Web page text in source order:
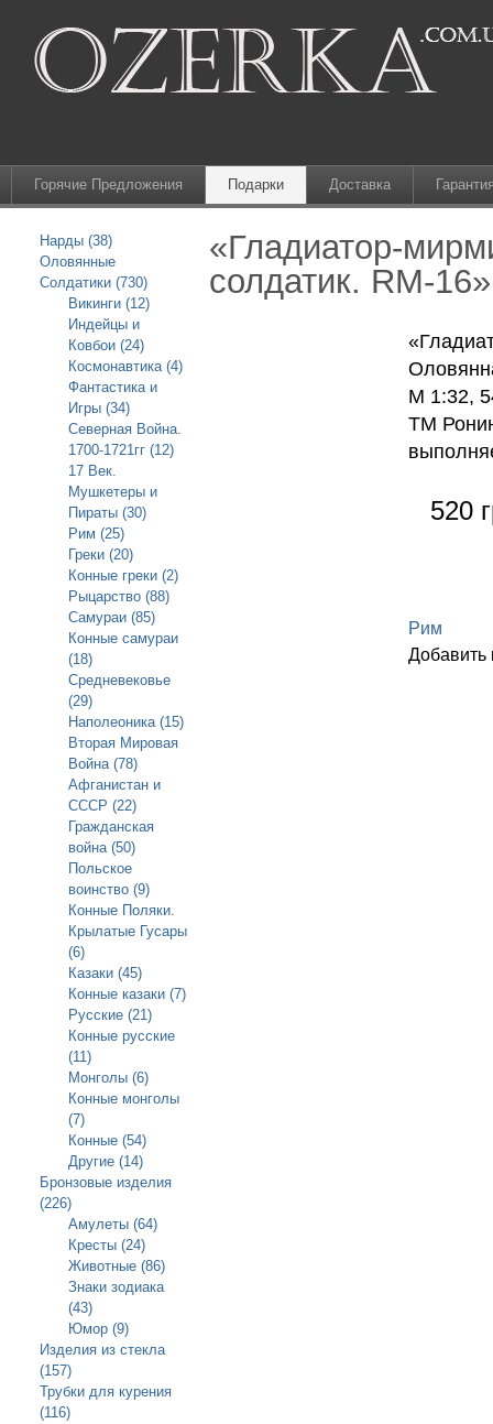
Горячие Предложения Подарки Доставка
Нарды (38)
Оловянные
Солдатики (730)
Викинги (12)
Индейцы и
Ковбои (24)
Космонавтика (4)
Фантастика и
Игры (34)
Северная Война.
1700-1721гг (12)
17 Век.
Мушкетеры и
Пираты (30)
Рим (25)
Греки (20)
Конные греки (2)
Рыцарство (88)
Самураи (85)
Конные самураи
(18)
Средневековье
(29)
Наполеоника (15)
Вторая Мировая
Война (78)
Афганистан и
СССР (22)
Гражданская
война (50)
Польское
воинство (9)
Конные Поляки.
Крылатые Гусары
(6)
Казаки (45)
Конные казаки (7)
Русские (21)
Конные русские
(11)
Монголы (6)
Конные монголы
(7)
Конные (54)
Другие (14)
Бронзовые изделия
(226)
Амулеты (64)
Кресты (24)
Животные (86)
Знаки зодиака
(43)
Юмор (9)
Изделия из стекла
(157)
Трубки для курения
(116)
«Гладиатор-
солдатик. RM-16»
М 1:32,
ТМ
520
Рим
Добавить